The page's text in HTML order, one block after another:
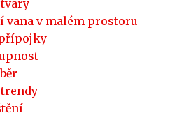
vana v malém prostoru